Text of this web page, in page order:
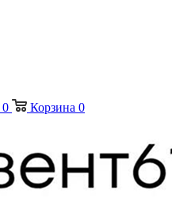
0 Корзина 0